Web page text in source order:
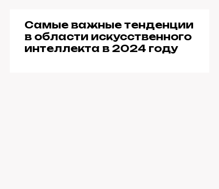
Самые важные тенденции
в области искусственного
интеллекта в 2024 году